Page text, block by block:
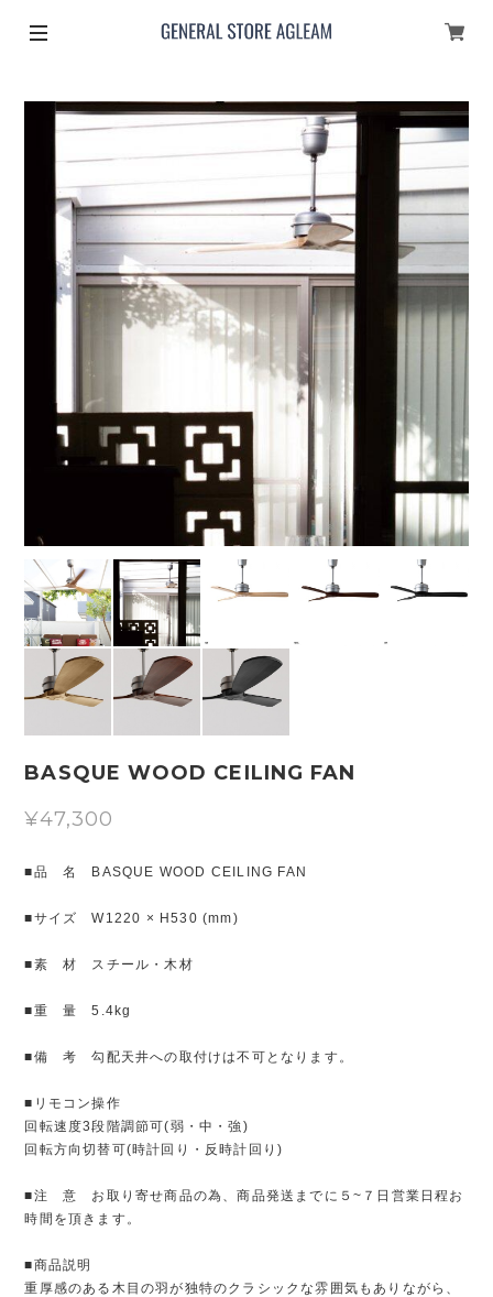
BASQUE WOOD CEILING FAN
¥47,300
■品 名 BASQUE WOOD CEILING FAN
■サイズ W1220 × H530 (mm)
■素 材 スチール・木材
■重 量 5.4kg
■備 考 勾配天井への取付けは不可となります。
■リモコン操作
回転速度3段階調節可(弱・中・強)
回転方向切替可(時計回り・反時計回り)
■注 意 お取り寄せ商品の為、商品発送までに５~７日営業日程お
時間を頂きます。
■商品説明
重厚感のある木目の羽が独特のクラシックな雰囲気もありながら、